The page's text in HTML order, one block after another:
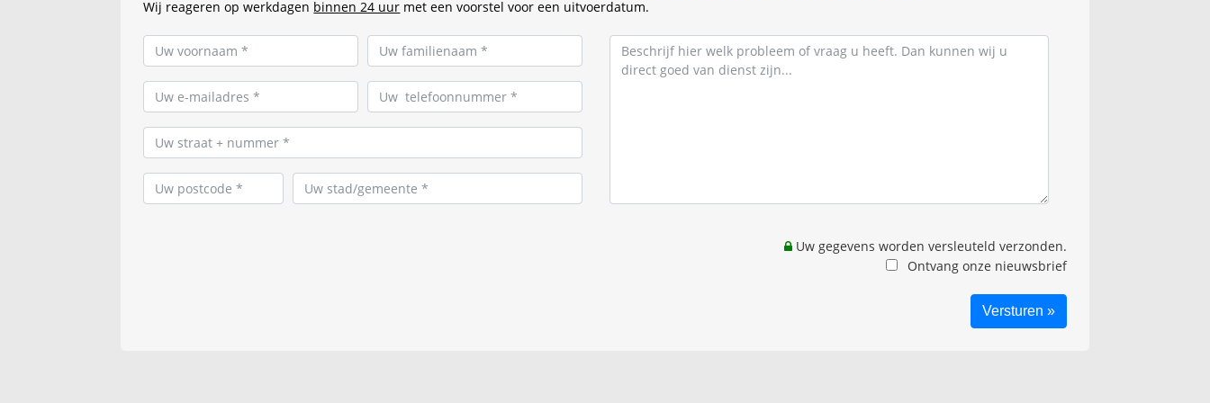
Wij reageren op werkdagen binnen 24 uur met een voorstel voor een uitvoerdatum.
Uw gegevens worden versleuteld verzonden.
Ontvang onze nieuwsbrief